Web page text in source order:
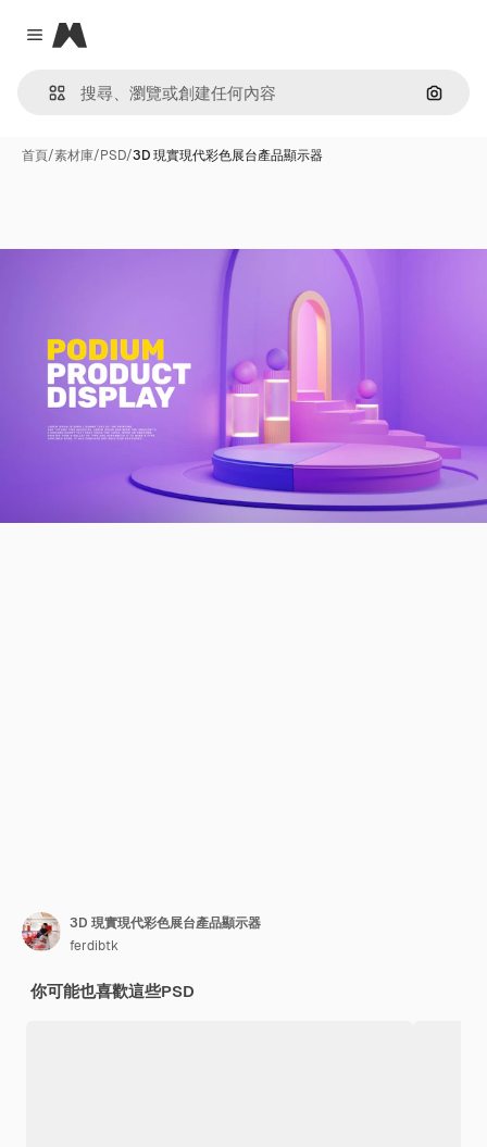
Close menu
Magnific
通過圖
首頁/素材庫/PSD/3D 現實現代彩色展台產品顯示器
3D 現實現代彩色展台產品顯示器
ferdibtk
你可能也喜歡這些PSD